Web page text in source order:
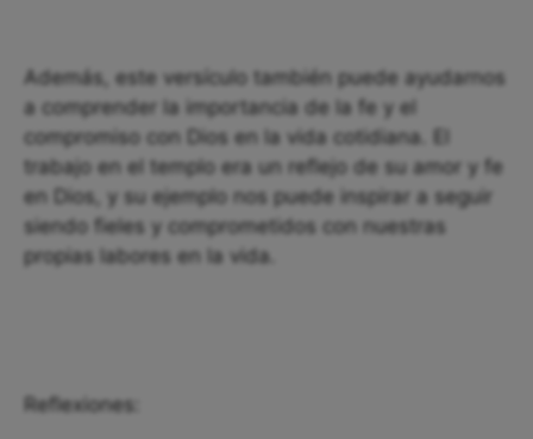
Además, este versículo también puede ayudarnos
a comprender la importancia de la fe y el
compromiso con Dios en la vida cotidiana. El
trabajo en el templo era un reflejo de su amor y fe
en Dios, y su ejemplo nos puede inspirar a seguir
siendo fieles y comprometidos con nuestras
propias labores en la vida.
Reflexiones: